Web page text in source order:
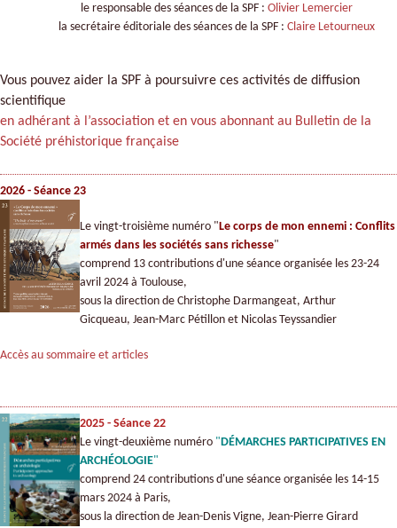
le responsable des séances de la SPF : Olivier Lemercier
la secrétaire éditoriale des séances de la SPF : Claire Letourneux
Vous pouvez aider la SPF à poursuivre ces activités de diffusion
scientifique
en adhérant à l’association et en vous abonnant au Bulletin de la
Société préhistorique française
2026 - Séance 23
Le vingt-troisième numéro " Le corps de mon ennemi : Conflits
armés dans les sociétés sans richesse"
comprend 13 contributions d'une séance organisée les 23-24
avril 2024 à Toulouse,
sous la direction de Christophe Darmangeat, Arthur
Gicqueau, Jean-Marc Pétillon et Nicolas Teyssandier
Accès au sommaire et articles
2025 - Séance 22
Le vingt-deuxième numéro " DÉMARCHES PARTICIPATIVES EN
ARCHÉOLOGIE"
comprend 24 contributions d'une séance organisée les 14-15
mars 2024 à Paris,
sous la direction de Jean-Denis Vigne, Jean-Pierre Girard